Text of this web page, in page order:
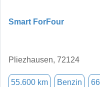
Smart ForFour
Pliezhausen, 72124
55.600 km Benzin